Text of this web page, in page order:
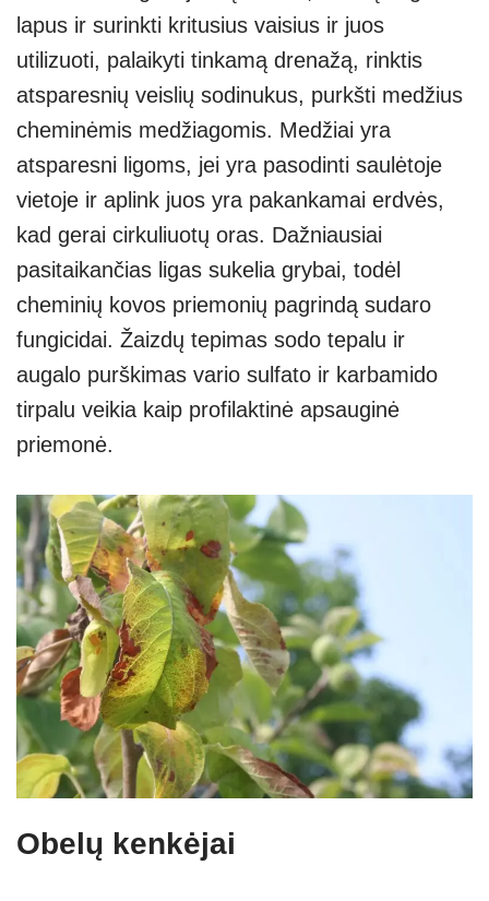
lapus ir surinkti kritusius vaisius ir juos
utilizuoti, palaikyti tinkamą drenažą, rinktis
atsparesnių veislių sodinukus, purkšti medžius
cheminėmis medžiagomis. Medžiai yra
atsparesni ligoms, jei yra pasodinti saulėtoje
vietoje ir aplink juos yra pakankamai erdvės,
kad gerai cirkuliuotų oras. Dažniausiai
pasitaikančias ligas sukelia grybai, todėl
cheminių kovos priemonių pagrindą sudaro
fungicidai. Žaizdų tepimas sodo tepalu ir
augalo purškimas vario sulfato ir karbamido
tirpalu veikia kaip profilaktinė apsauginė
priemonė.
Obelų kenkėjai